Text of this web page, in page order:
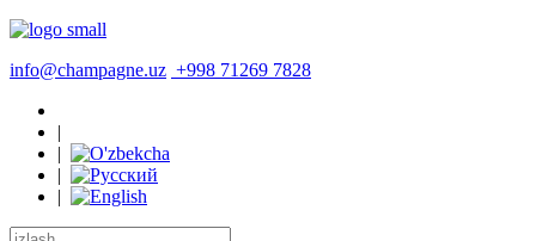
info@champagne.uz +998 71269 7828
|
|
|
|